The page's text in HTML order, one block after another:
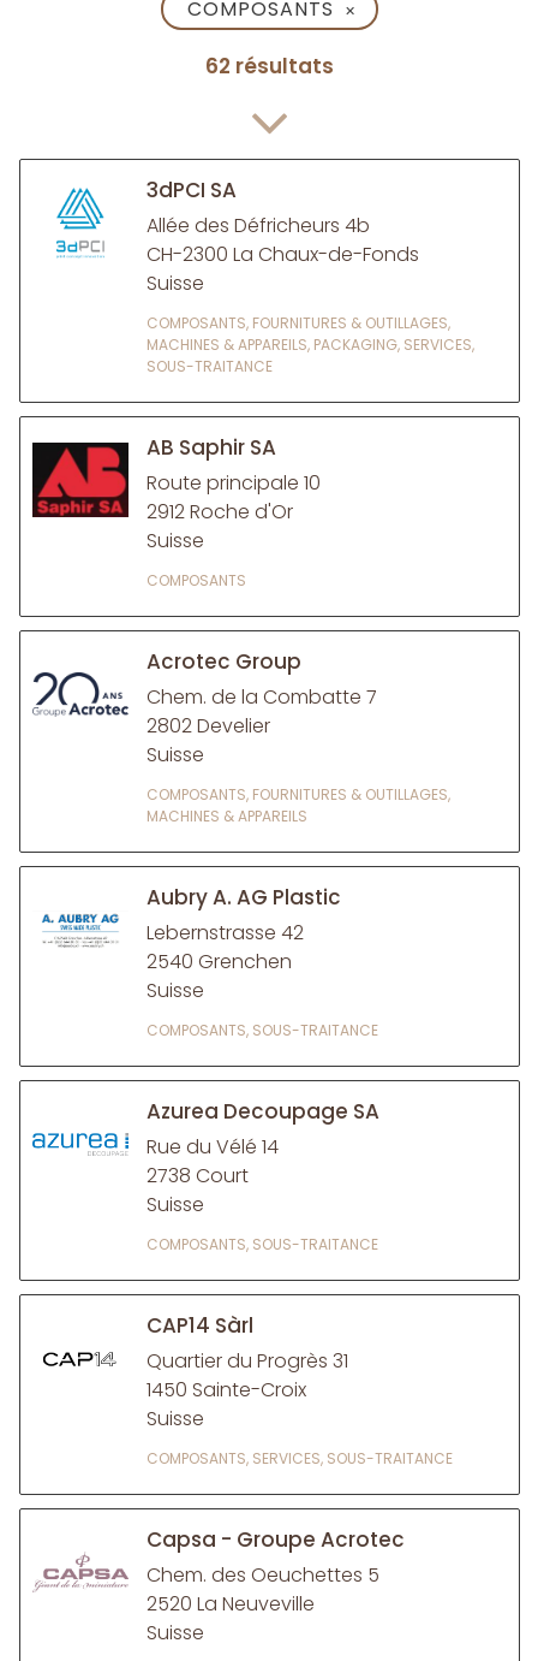
COMPOSANTS ✕
62 résultats
3dPCI SA
Allée des Défricheurs 4b
CH-2300 La Chaux-de-Fonds
Suisse
COMPOSANTS, FOURNITURES & OUTILLAGES,
MACHINES & APPAREILS, PACKAGING, SERVICES,
SOUS-TRAITANCE
AB Saphir SA
Route principale 10
2912 Roche d'Or
Suisse
COMPOSANTS
Acrotec Group
Chem. de la Combatte 7
2802 Develier
Suisse
COMPOSANTS, FOURNITURES & OUTILLAGES,
MACHINES & APPAREILS
Aubry A. AG Plastic
Lebernstrasse 42
2540 Grenchen
Suisse
COMPOSANTS, SOUS-TRAITANCE
Azurea Decoupage SA
Rue du Vélé 14
2738 Court
Suisse
COMPOSANTS, SOUS-TRAITANCE
CAP14 Sàrl
Quartier du Progrès 31
1450 Sainte-Croix
Suisse
COMPOSANTS, SERVICES, SOUS-TRAITANCE
Capsa - Groupe Acrotec
Chem. des Oeuchettes 5
2520 La Neuveville
Suisse